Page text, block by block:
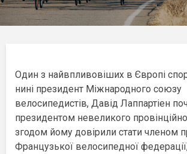
Один з найвпливовіших в Європі
нині президент Міжнародного союзу
велосипедистів, Давід Лаппартіен
президентом невеликого
згодом йому довірили стати членом
Французької велосипедної